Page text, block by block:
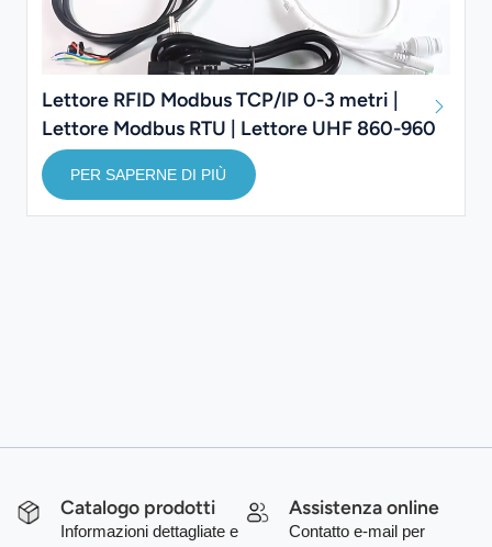
Lettore RFID Modbus TCP/IP 0-3 metri |
Lettore Modbus RTU | Lettore UHF 860-960
MHz
PER SAPERNE DI PIÙ
Catalogo prodotti
Informazioni dettagliate e
Assistenza online
Contatto e-mail per